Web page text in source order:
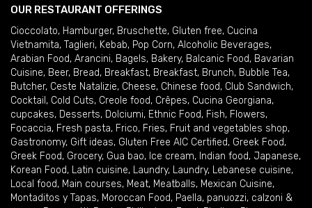
OUR RESTAURANT OFFERINGS
Cioccolato, Hamburger, Bruschette, Gluten free, Cucina
Vietnamita, Taglieri, Kebab, Pop Corn, Alcoholic Beverages,
Arabian Food, Arancini, Bagels, Bakery, Balcanic Food, Bavarian
Cuisine, Beer, Bread, Breakfast, Breakfast, Brunch, Bubble Tea,
Butcher, Ceste Natalizie, Cheese, Chinese food, Club Sandwich,
Cocktail , Cold Cuts, Creole food, Crêpes, Cucina Georgiana,
cupcakes, Desserts, Dolciumi, Ethnic Food, Fish, Flowers,
Focaccia, Fresh pasta, Frico, Fries, Fruit and vegetables shop,
Gastronomy, Gift ideas, Gluten Free AIC Certified, Greek Food,
Greek Food, Grocery, Gua bao, Ice cream, Indian food, Japanese,
Korean Food, Latin cuisine, Laundry, Laundry, Lebanese cuisine,
Local food, Main courses, Meat, Meatballs, Mexican Cuisine,
Montaditos y Tapas, Moroccan Food, Paella, panuozzi, calzoni &